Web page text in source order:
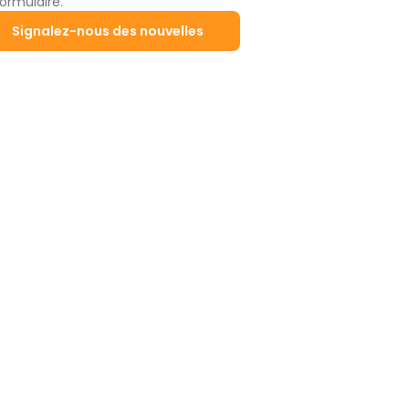
Signalez-nous des nouvelles